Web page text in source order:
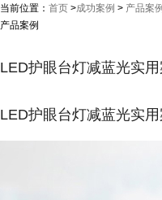
当前位置： 首页 >成功案例 > 产品案例
产品案例
LED护眼台灯减蓝光实用
LED护眼台灯减蓝光实用